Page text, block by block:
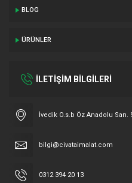
BLOG
ÜRÜNLER
İLETİŞİM BİLGİLERİ
İvedik O.s.b Öz Anadolu San.
bilgi@civataimalat.com
0312 394 20 13